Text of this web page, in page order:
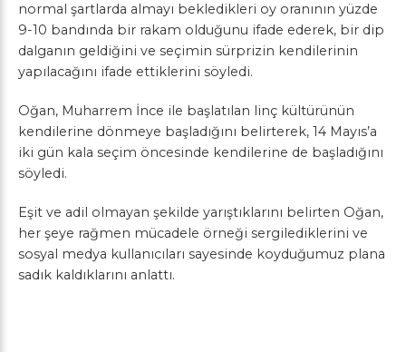
normal şartlarda almayı bekledikleri oy oranının yüzde
9-10 bandında bir rakam olduğunu ifade ederek, bir dip
dalganın geldiğini ve seçimin sürprizin kendilerinin
yapılacağını ifade ettiklerini söyledi.
Oğan, Muharrem İnce ile başlatılan linç kültürünün
kendilerine dönmeye başladığını belirterek, 14 Mayıs’a
iki gün kala seçim öncesinde kendilerine de başladığını
söyledi.
Eşit ve adil olmayan şekilde yarıştıklarını belirten Oğan,
her şeye rağmen mücadele örneği sergilediklerini ve
sosyal medya kullanıcıları sayesinde koyduğumuz plana
sadık kaldıklarını anlattı.